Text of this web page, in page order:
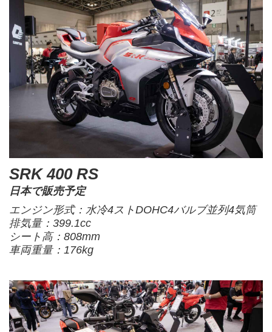
SRK 400 RS
日本で販売予定
エンジン形式：水冷4ストDOHC4バルブ並列4気筒
排気量：399.1cc
シート高：808mm
車両重量：176kg